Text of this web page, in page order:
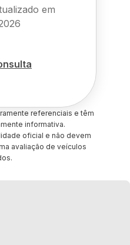
em
referenciais e têm
informativa.
oficial e não devem
avaliação de veículos